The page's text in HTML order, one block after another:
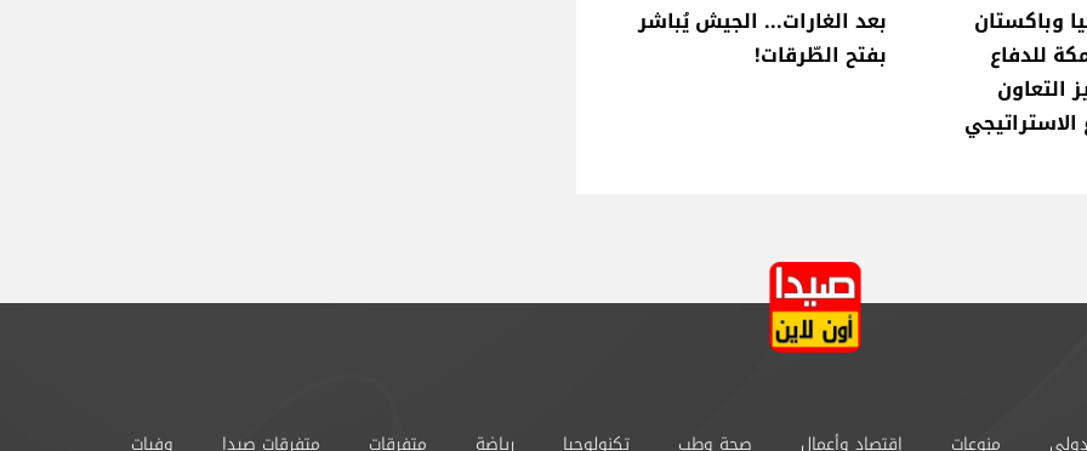
وباكستان
للدفاع
التعاون
بعد الغارات... الجيش يُباشر
بفتح الطّرقات!
منوعات إقتصاد وأعمال صحة وطب تكنولوجيا رياضة متفرقات متفرقات صيدا وفيات